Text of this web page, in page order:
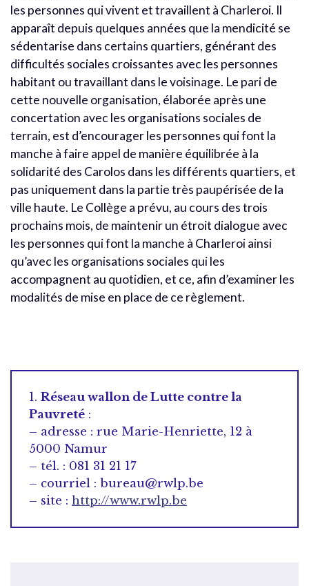
les personnes qui vivent et travaillent à Charleroi. Il
apparaît depuis quelques années que la mendicité se
sédentarise dans certains quartiers, générant des
difficultés sociales croissantes avec les personnes
habitant ou travaillant dans le voisinage. Le pari de
cette nouvelle organisation, élaborée après une
concertation avec les organisations sociales de
terrain, est d’encourager les personnes qui font la
manche à faire appel de manière équilibrée à la
solidarité des Carolos dans les différents quartiers, et
pas uniquement dans la partie très paupérisée de la
ville haute. Le Collège a prévu, au cours des trois
prochains mois, de maintenir un étroit dialogue avec
les personnes qui font la manche à Charleroi ainsi
qu’avec les organisations sociales qui les
accompagnent au quotidien, et ce, afin d’examiner les
modalités de mise en place de ce règlement.
1. Réseau wallon de Lutte contre la
Pauvreté :
– adresse : rue Marie-Henriette, 12 à
5000 Namur
– tél. : 081 31 21 17
– courriel : bureau@rwlp.be
– site : http://www.rwlp.be